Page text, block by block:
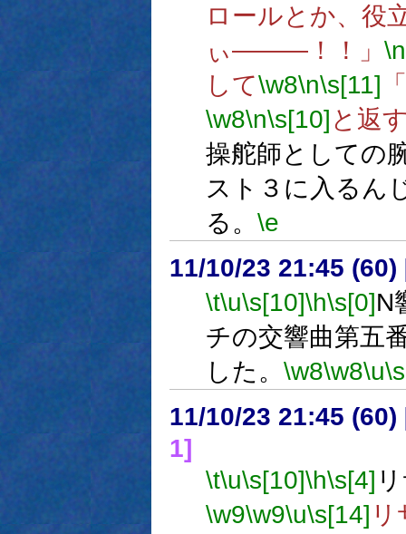
ロールとか、役
ぃ―――！！」 \n
して\w8\n\s[11]
\w8\n\s[10] と返
操舵師としての
スト３に入るん
る。 \e
11/10/23 21:45 (60)
\t\u\s[10]\h\s[0]N
チの交響曲第五
した。 \w8\w8\u
11/10/23 21:45 (60)
1]
\t\u\s[10]\h\s[4]
\w9\w9\u\s[14]